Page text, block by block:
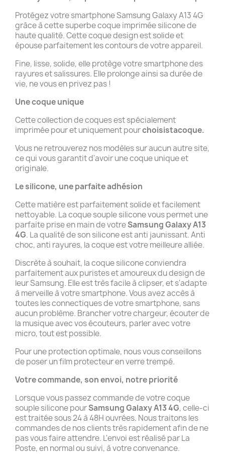
Protégez votre smartphone Samsung Galaxy A13 4G
grâce à cette superbe coque imprimée silicone de
haute qualité. Cette coque design est solide et
épouse parfaitement les contours de votre appareil.
Fine, lisse, solide, elle protège votre smartphone des
rayures et salissures. Elle prolonge ainsi sa durée de
vie, ne vous en privez pas !
Une coque unique
Cette collection de coques est spécialement
imprimée pour et uniquement pourchoisistacoque.
Vous ne retrouverez nos modèles sur aucun autre site,
ce qui vous garantit d'avoir une coque unique et
originale.
Le silicone, une parfaite adhésion
Cette matière est parfaitement solide et facilement
nettoyable. La coque souple silicone vous permet une
parfaite prise en main de votreSamsung Galaxy A13
4G. La qualité de son silicone est anti jaunissant. Anti
choc, anti rayures, la coque est votre meilleure alliée.
Discrète à souhait, la coque silicone conviendra
parfaitement aux puristes et amoureux du design de
leur Samsung. Elle est très facile à clipser, et s'adapte
à merveille à votre smartphone. Vous avez accès à
toutes les connectiques de votre smartphone, sans
aucun problème. Brancher votre chargeur, écouter de
la musique avec vos écouteurs, parler avec votre
micro, tout est possible.
Pour une protection optimale, nous vous conseillons
de poser un film protecteur en verre trempé.
Votre commande, son envoi, notre priorité
Lorsque vous passez commande de votre coque
souple silicone pourSamsung Galaxy A13 4G, celle-ci
est traitée sous 24 à 48H ouvrées. Nous traitons les
commandes de nos clients très rapidement afin de ne
pas vous faire attendre. L'envoi est réalisé par La
Poste, en normal ou suivi, à votre convenance.